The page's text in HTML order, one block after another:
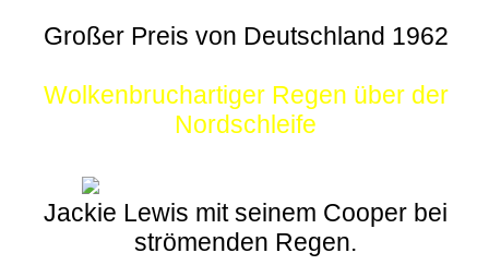
Großer Preis von Deutschland 1962
Wolkenbruchartiger Regen über der
Nordschleife
Jackie Lewis mit seinem Cooper bei
strömenden Regen.